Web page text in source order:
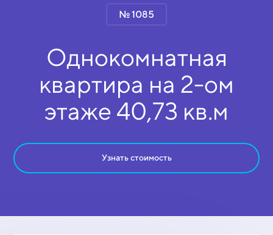
№ 1085
Однокомнатная
квартира на 2-ом
этаже 40,73 кв.м
Узнать стоимость